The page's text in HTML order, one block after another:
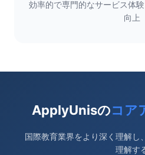
効率的で専門的なサービス体
向上
ApplyUnisのコア
国際教育業界をより深く理解し
理解す